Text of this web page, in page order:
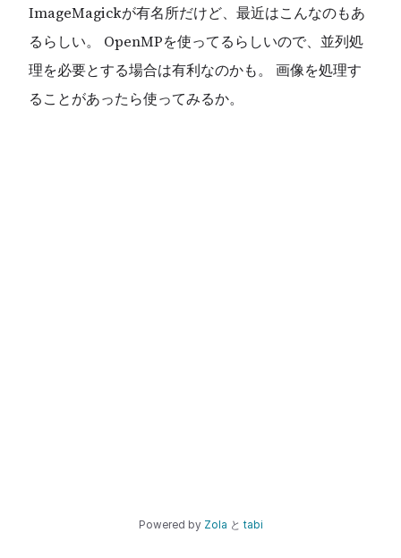
ImageMagickが有名所だけど、最近はこんなのもあ
るらしい。 OpenMPを使ってるらしいので、並列処
理を必要とする場合は有利なのかも。 画像を処理す
ることがあったら使ってみるか。
Powered by Zola と tabi